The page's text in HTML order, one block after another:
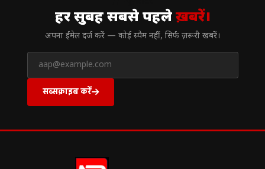
हर सुबह सबसे पहलेख़बरें।
अपना ईमेल दर्ज करें — कोई स्पैम नहीं, सिर्फ ज़रूरी खबरें।
सब्सक्राइब करें